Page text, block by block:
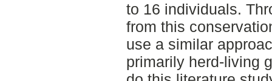
to 16 individuals.
from this
use a similar
primarily herd-living